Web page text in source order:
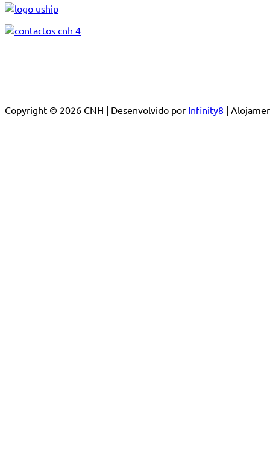
Copyright © 2026 CNH | Desenvolvido por Infinity8 |